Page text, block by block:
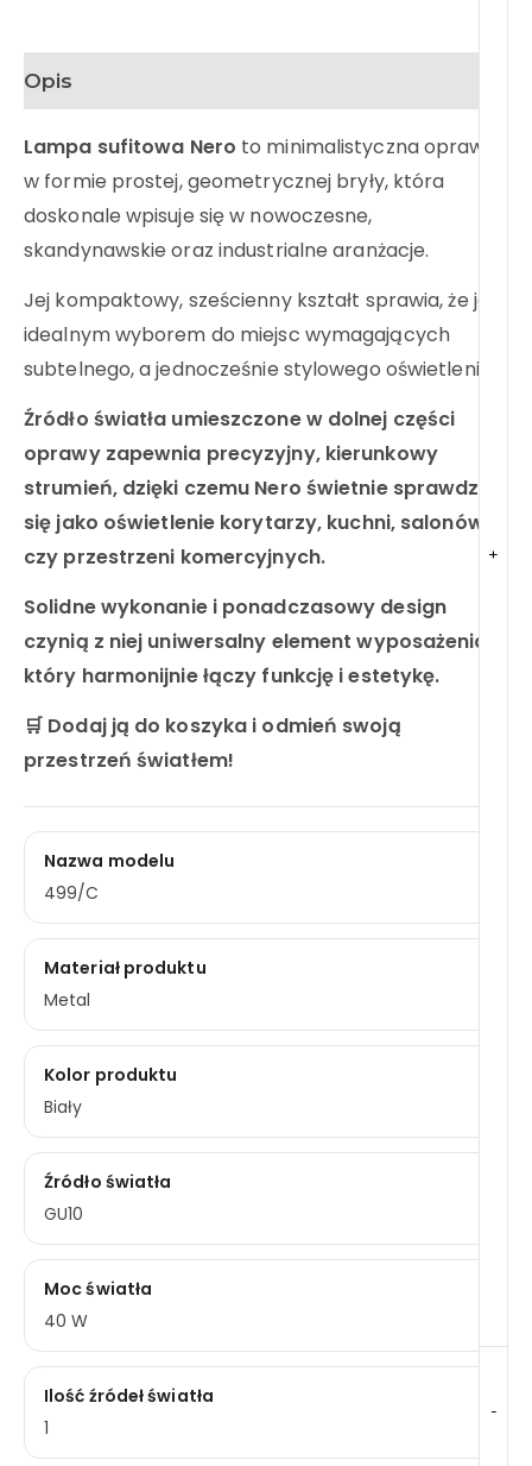
-
+
Opis
Lampa sufitowa Nero to minimalistyczna oprawa
w formie prostej, geometrycznej bryły, która
doskonale wpisuje się w nowoczesne,
skandynawskie oraz industrialne aranżacje.
Jej kompaktowy, sześcienny kształt sprawia, że jest
idealnym wyborem do miejsc wymagających
subtelnego, a jednocześnie stylowego oświetlenia.
Źródło światła umieszczone w dolnej części
oprawy zapewnia precyzyjny, kierunkowy
strumień, dzięki czemu Nero świetnie sprawdza
się jako oświetlenie korytarzy, kuchni, salonów
czy przestrzeni komercyjnych.
Solidne wykonanie i ponadczasowy design
czynią z niej uniwersalny element wyposażenia,
który harmonijnie łączy funkcję i estetykę.
🛒 Dodaj ją do koszyka i odmień swoją
przestrzeń światłem!
Nazwa modelu
499/C
Materiał produktu
Metal
Kolor produktu
Biały
Źródło światła
GU10
Moc światła
40 W
Ilość źródeł światła
1